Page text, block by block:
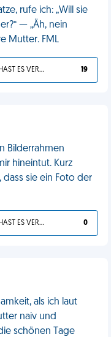
rufe ich: „Will sie
— „Äh, nein
Mutter. FML
DU HAST ES VERDIENT 19
Bilderrahmen
hineintut. Kurz
sie ein Foto der
DU HAST ES VERDIENT 0
als ich laut
naiv und
schönen Tage